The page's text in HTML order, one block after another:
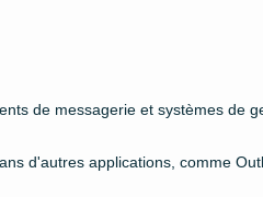
de messagerie et systèmes de
d'autres applications, comme